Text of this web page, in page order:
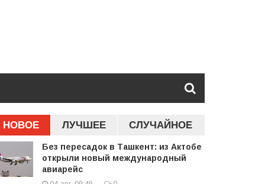
НОВОЕ ЛУЧШЕЕ СЛУЧАЙНОЕ
Без пересадок в Ташкент: из Актобе
открыли новый международный
авиарейс